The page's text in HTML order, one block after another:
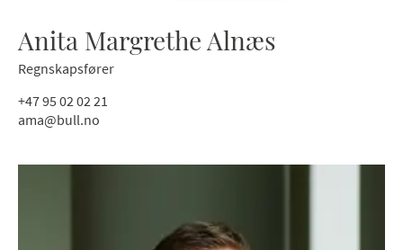
Anita Margrethe Alnæs
Regnskapsfører
+47 95 02 02 21
ama@bull.no